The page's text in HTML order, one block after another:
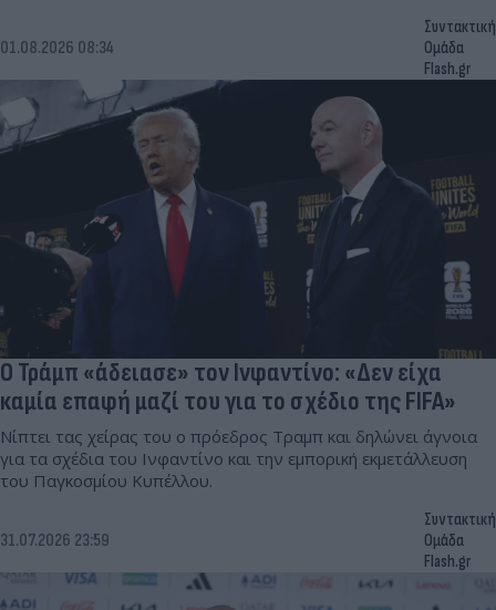
01.08.2026 08:34
Συντακτική
Ομάδα
Flash.gr
Ο Τράμπ «άδειασε» τον Ινφαντίνο: «Δεν είχα
καμία επαφή μαζί του για το σχέδιο της FIFA»
Νίπτει τας χείρας του ο πρόεδρος Τραμπ και δηλώνει άγνοια
για τα σχέδια του Iνφαντίνο και την εμπορική εκμετάλλευση
του Παγκοσμίου Κυπέλλου.
31.07.2026 23:59
Συντακτική
Ομάδα
Flash.gr